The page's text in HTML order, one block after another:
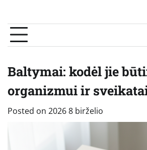
Baltymai: kodėl jie
organizmui ir
Posted on 2026 8 birželio